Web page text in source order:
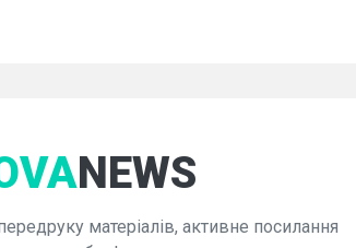
NEWS
матеріалів, активне посилання